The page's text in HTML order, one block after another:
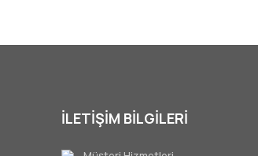
Ürün bilgilerinde hatalar bulunuyor.
İLETİŞİM BİLGİLERİ